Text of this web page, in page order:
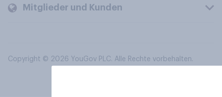
Mitglieder und Kunden
Copyright © 2026 YouGov PLC. Alle Rechte vorbehalten.